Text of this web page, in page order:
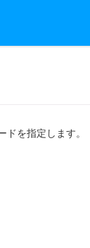
を指定します。